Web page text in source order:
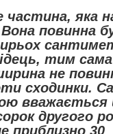
частина, яка
повинна
тим
не
сходинки.
вважається
другого
приблизно 30